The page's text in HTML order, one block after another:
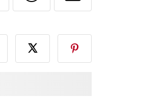
Fez esta